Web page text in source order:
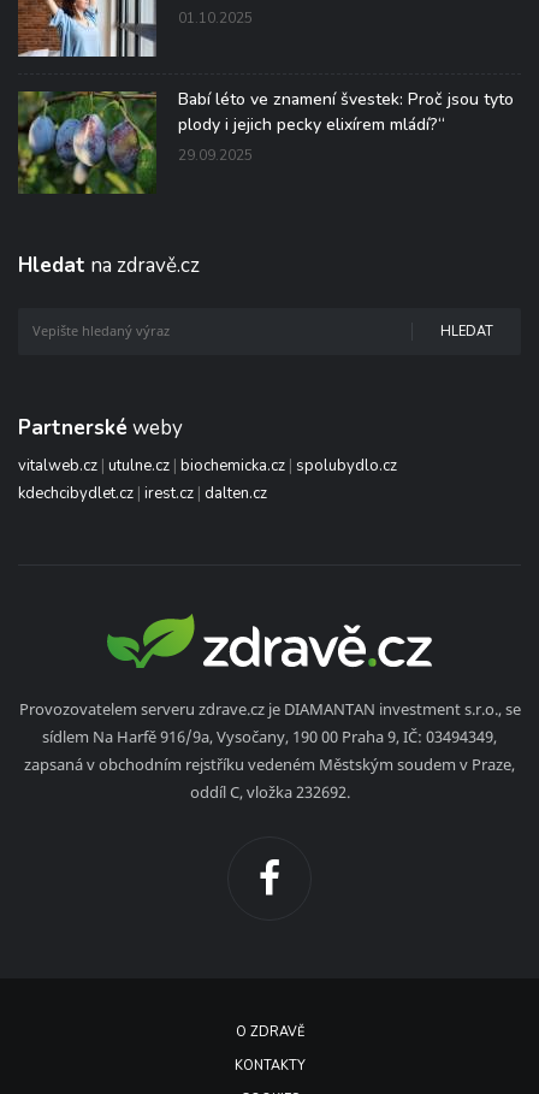
01.10.2025
Babí léto ve znamení švestek: Proč jsou tyto
plody i jejich pecky elixírem mládí?“
29.09.2025
Hledat na zdravě.cz
HLEDAT
Partnerské weby
vitalweb.cz | utulne.cz | biochemicka.cz | spolubydlo.cz
kdechcibydlet.cz | irest.cz | dalten.cz
Provozovatelem serveru zdrave.cz je DIAMANTAN investment s.r.o., se
sídlem Na Harfě 916/9a, Vysočany, 190 00 Praha 9, IČ: 03494349,
zapsaná v obchodním rejstříku vedeném Městským soudem v Praze,
oddíl C, vložka 232692.
O ZDRAVĚ
KONTAKTY